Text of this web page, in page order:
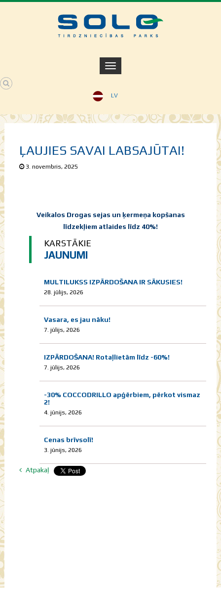
LV
ĻAUJIES SAVAI LABSAJŪTAI!
3. novembris, 2025
Veikalos Drogas sejas un ķermeņa kopšanas
līdzekļiem atlaides līdz 40%!
KARSTĀKIE
JAUNUMI
MULTILUKSS IZPĀRDOŠANA IR SĀKUSIES!
28. jūlijs, 2026
Vasara, es jau nāku!
7. jūlijs, 2026
IZPĀRDOŠANA! Rotaļlietām līdz -60%!
7. jūlijs, 2026
-30% COCCODRILLO apģērbiem, pērkot vismaz
2!
4. jūnijs, 2026
Cenas brīvsolī!
3. jūnijs, 2026
Atpakaļ